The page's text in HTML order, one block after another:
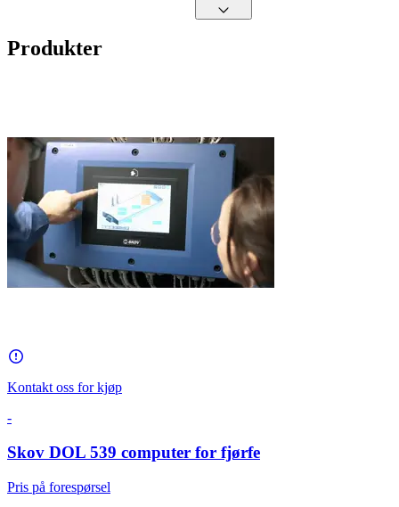
Produkter
Kontakt oss for kjøp
-
Skov DOL 539 computer for fjørfe
Pris på forespørsel